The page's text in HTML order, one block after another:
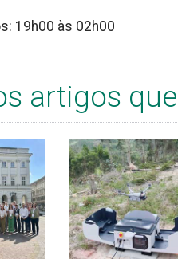
19h00 às 02h00
artigos